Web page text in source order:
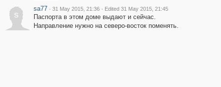
s
sa77 · 31 May 2015, 21:36 · Edited 31 May 2015, 21:45
Паспорта в этом доме выдают и сейчас.
Направление нужно на северо-восток поменять.